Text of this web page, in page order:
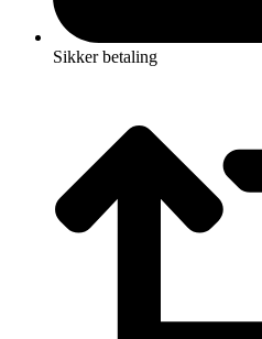
Sikker betaling